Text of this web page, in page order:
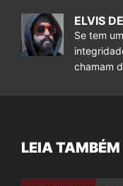
ELVIS
Se tem
chamam
LEIA TAMBÉM